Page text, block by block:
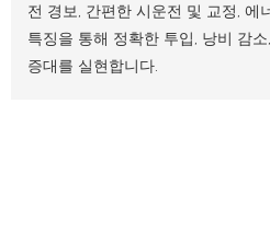
전 경보, 간편한 시운전 및 교정, 에
특징을 통해 정확한 투입, 낭비 감
증대를 실현합니다.